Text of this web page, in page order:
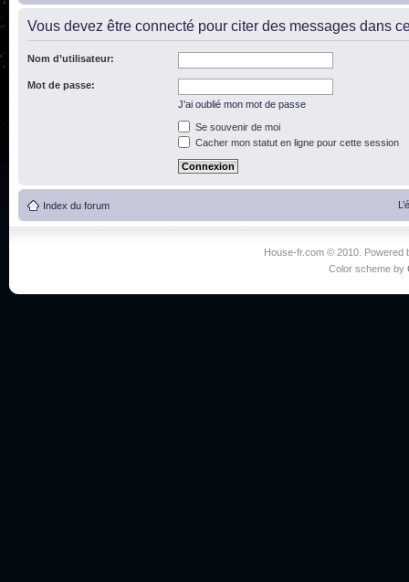
Vous devez être connecté pour citer des messages dans
Nom d’utilisateur:
Mot de passe:
J’ai oublié mon mot de passe
Se souvenir de moi
Cacher mon statut en ligne pour cette session
Index du forum
House-fr.com © 2010. Powered
Color scheme by